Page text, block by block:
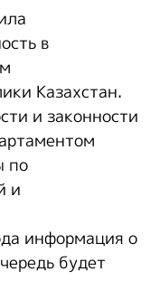
в
Казахстан.
и законности
по
и
информация о
будет